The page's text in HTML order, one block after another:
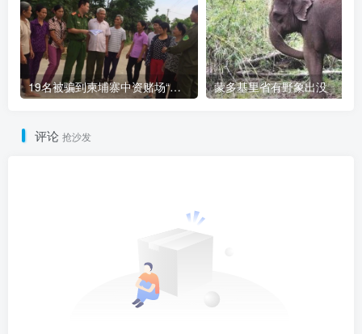
19名被骗到柬埔寨中资赌场“做菠菜”的越南人被解救 蒙多基里省有野象出没
评论 抢沙发